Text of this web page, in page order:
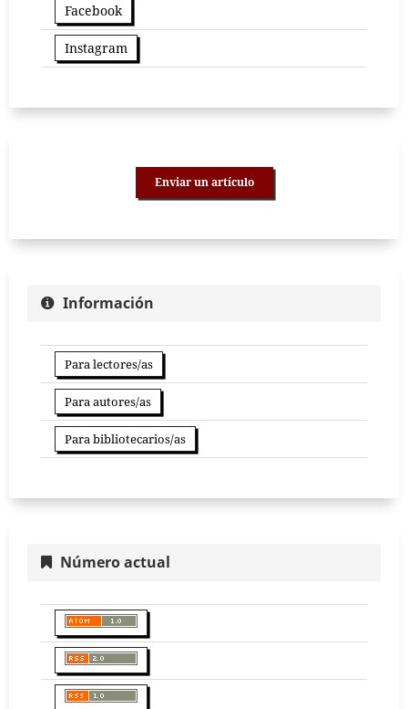
Facebook
Instagram
Enviar un artículo
Información
Para lectores/as
Para autores/as
Para bibliotecarios/as
Número actual